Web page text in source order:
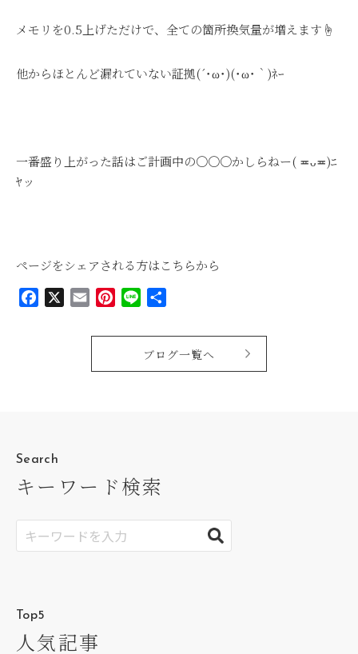
メモリを0.5上げただけで、全ての箇所換気量が増えます☝
他からほとんど漏れていない証拠(´･ω･)(･ω･｀)ﾈｰ
一番盛り上がった話はご計画中の〇〇〇かしらねー( ≖ᴗ≖​)ﾆ
ﾔッ
ページをシェアされる方はこちらから
Facebook EmailPinterest
Line
ブログ一覧へ
Search
キーワード検索
Top5
人気記事